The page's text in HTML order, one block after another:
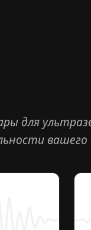
для
вашего